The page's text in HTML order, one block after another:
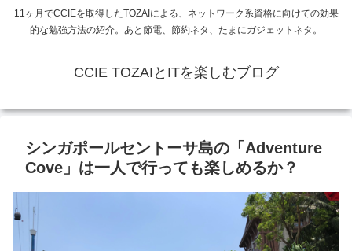
11ヶ月でCCIEを取得したTOZAIによる、ネットワーク系資格に向けての効果
的な勉強方法の紹介。あと節電、節約ネタ、たまにガジェットネタ。
CCIE TOZAIとITを楽しむブログ
シンガポールセントーサ島の「Adventure
Cove」は一人で行っても楽しめるか？